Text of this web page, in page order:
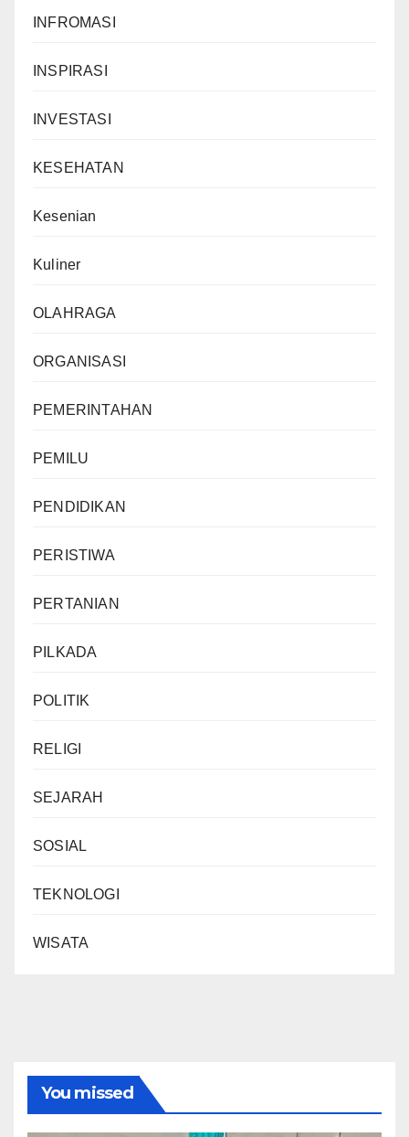
INFROMASI
INSPIRASI
INVESTASI
KESEHATAN
Kesenian
Kuliner
OLAHRAGA
ORGANISASI
PEMERINTAHAN
PEMILU
PENDIDIKAN
PERISTIWA
PERTANIAN
PILKADA
POLITIK
RELIGI
SEJARAH
SOSIAL
TEKNOLOGI
WISATA
You missed